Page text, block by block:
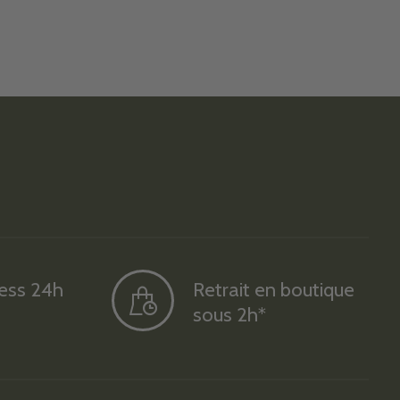
24h
Retrait en boutique
sous 2h*